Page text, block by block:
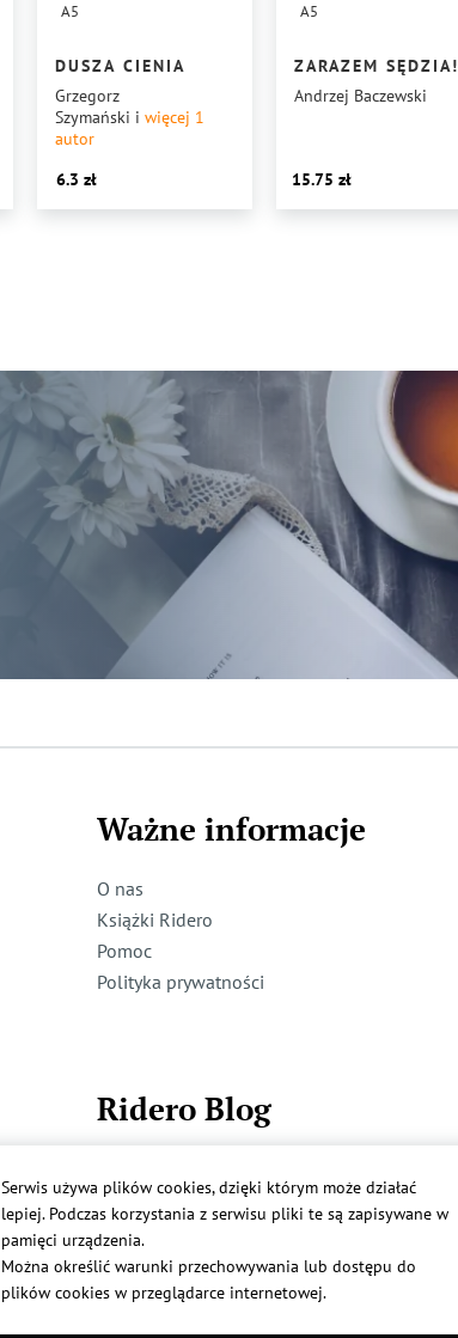
A5
DUSZA CIENIA
Grzegorz
Szymański i więcej 1
autor
6.3
A5
ZARAZEM SĘDZIA!
Andrzej Baczewski
15.75
Ważne informacje
O nas
Książki Ridero
Pomoc
Polityka prywatności
Ridero Blog
Więcej
Serwis używa plików cookies, dzięki którym może działać
lepiej. Podczas korzystania z serwisu pliki te są zapisywane w
pamięci urządzenia.
Można określić warunki przechowywania lub dostępu do
plików cookies w przeglądarce internetowej.